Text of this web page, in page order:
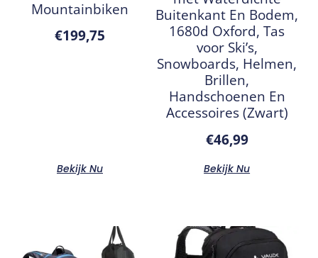
Mountainbiken
€199,75
Bekijk Nu
Buitenkant En Bodem,
1680d Oxford, Tas
voor Ski’s,
Snowboards, Helmen,
Brillen,
Handschoenen En
Accessoires (Zwart)
€46,99
Bekijk Nu